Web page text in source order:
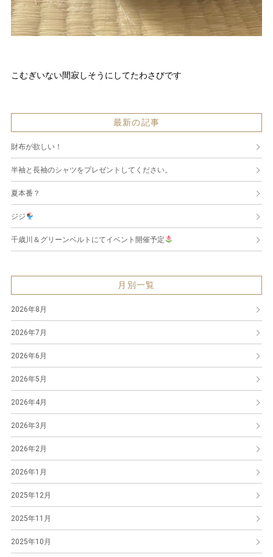
こむぎいない間寂しそうにしてたわさびです
最新の記事
財布が欲しい！
半袖と長袖のシャツをプレゼントしてください。
夏本番？
ジジ
千歳川＆グリーンベルトにてイベント開催予定
月別一覧
2026年8月
2026年7月
2026年6月
2026年5月
2026年4月
2026年3月
2026年2月
2026年1月
2025年12月
2025年11月
2025年10月